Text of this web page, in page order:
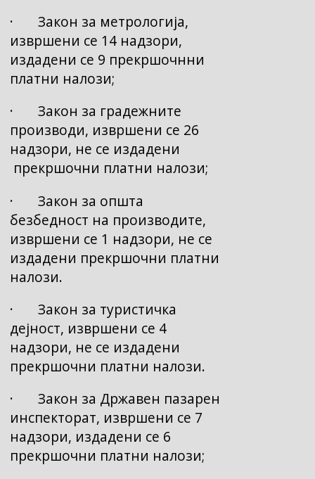
· Закон за метрологија,
извршени се 14 надзори,
издадени се 9 прекршочнни
платни налози;
· Закон за градежните
производи, извршени се 26
надзори, не се издадени
прекршочни платни налози;
· Закон за општа
безбедност на производите,
извршени се 1 надзори, не се
издадени прекршочни платни
налози.
· Закон за туристичка
дејност, извршени се 4
надзори, не се издадени
прекршочни платни налози.
· Закон за Државен пазарен
инспекторат, извршени се 7
надзори, издадени се 6
прекршочни платни налози;